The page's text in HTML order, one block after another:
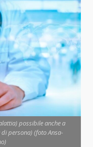
possibile anche a
persona) (foto Ansa-